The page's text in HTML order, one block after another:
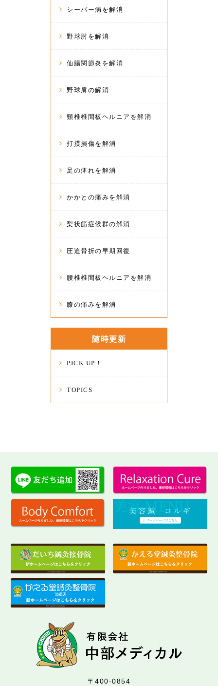
シーバー病を解消
野球肘を解消
仙腸関節炎を解消
野球肩の解消
頸椎椎間板ヘルニアを解消
打撲損傷を解消
足の痺れを解消
かかとの痛みを解消
梨状筋症候群の解消
圧迫骨折の早期回復
腰椎椎間板ヘルニアを解消
膝の痛みを解消
随時更新
PICK UP！
TOPICS
〒400-0854